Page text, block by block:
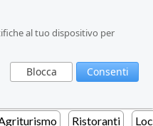
al tuo dispositivo per
Blocca Consenti
al tuo dispositivo per
Blocca Consenti
Ristoranti